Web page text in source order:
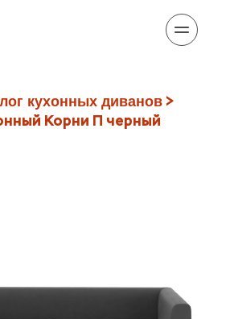
кухонных диванов >
Корни П черный